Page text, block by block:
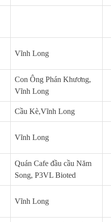
Vĩnh Long
Con Ông Phán Khương,
Vĩnh Long
Cầu Kè,Vĩnh Long
Vĩnh Long
Quán Cafe đầu cầu Năm
Song, P3VL Bioted
Vĩnh Long